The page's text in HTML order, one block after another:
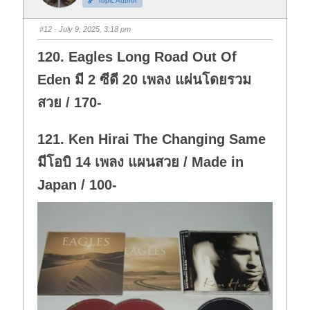
m
b
d
o
n
.
m
b
u
p
#12 · July 9, 2025, 3:18 pm
120. Eagles Long Road Out Of
Eden มี 2 ซีดี 20 เพลง แผ่นโดยรวม
สวย / 170-
121. Ken Hirai The Changing Same
มีโอบิ 14 เพลง แผนสวย / Made in
Japan / 100-